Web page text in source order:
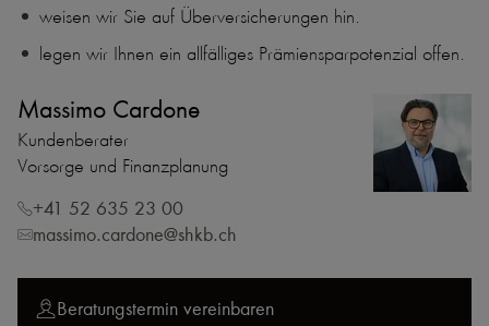
weisen wir Sie auf Überversicherungen hin.
legen wir Ihnen ein allfälliges Prämiensparpotenzial offen.
Massimo Cardone
Kundenberater
Vorsorge und Finanzplanung
+41 52 635 23 00
massimo.cardone@shkb.ch
Beratungstermin vereinbaren